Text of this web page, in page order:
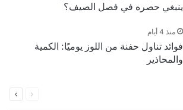
ينبغي حصره في فصل الصيف؟
منذ 4 أيام
فوائد تناول حفنة من اللوز يوميًا: الكمية
والمحاذير
الصفحةالصفحة